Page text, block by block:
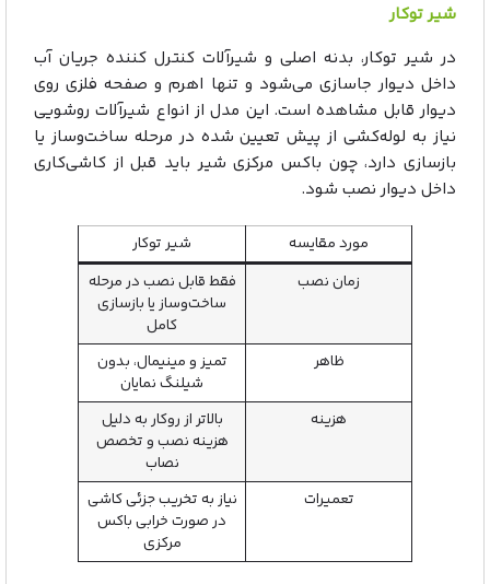
شیر توکار
در شیر توکار، بدنه اصلی و شیرآلات کنترل‌ کننده جریان آب
داخل دیوار جاسازی می‌شود و تنها اهرم و صفحه فلزی روی
دیوار قابل مشاهده است. این مدل از انواع شیرآلات روشویی
نیاز به لوله‌کشی از پیش تعیین‌ شده در مرحله ساخت‌وساز یا
بازسازی دارد، چون باکس مرکزی شیر باید قبل از کاشی‌کاری
داخل دیوار نصب شود.
مورد مقایسه
شیر توکار
زمان نصب
فقط قابل نصب در مرحله
ساخت‌وساز یا بازسازی
کامل
ظاهر
تمیز و مینیمال، بدون
شیلنگ نمایان
هزینه
بالاتر از روکار به دلیل
هزینه نصب و تخصص
نصاب
تعمیرات
نیاز به تخریب جزئی کاشی
در صورت خرابی باکس
مرکزی